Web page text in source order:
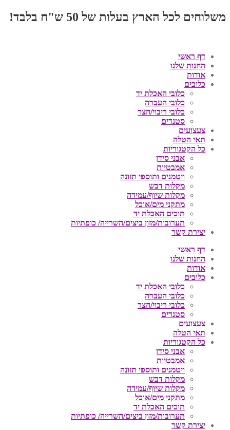
משלוחים לכל הארץ בעלות של 50 ש"ח בלבד!
דף ראשי
החנות שלנו
אודות
כלובים
כלובי האכלת יד
כלובי העברה
כלובי ריבוי/חצר
סטנדים
צעצועים
תאי הטלה
כל הקטגוריות
אבני סידן
אמבטיות
ויטמנים ותוספי תזונה
מקלות דבש
מקלות שיוף/עמידה
מתקני מים/אוכל
תוכים האכלת יד
תערובות/מזון ביצים/השרייה/ כופתיות
יצירת קשר
דף ראשי
החנות שלנו
אודות
כלובים
כלובי האכלת יד
כלובי העברה
כלובי ריבוי/חצר
סטנדים
צעצועים
תאי הטלה
כל הקטגוריות
אבני סידן
אמבטיות
ויטמנים ותוספי תזונה
מקלות דבש
מקלות שיוף/עמידה
מתקני מים/אוכל
תוכים האכלת יד
תערובות/מזון ביצים/השרייה/ כופתיות
יצירת קשר